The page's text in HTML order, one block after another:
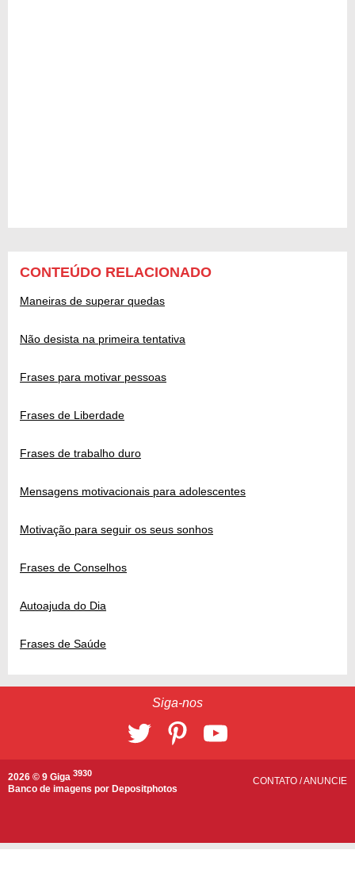
CONTEÚDO RELACIONADO
Maneiras de superar quedas
Não desista na primeira tentativa
Frases para motivar pessoas
Frases de Liberdade
Frases de trabalho duro
Mensagens motivacionais para adolescentes
Motivação para seguir os seus sonhos
Frases de Conselhos
Autoajuda do Dia
Frases de Saúde
Siga-nos
2026 © 9 Giga 3930
Banco de imagens por Depositphotos
CONTATO /ANUNCIE